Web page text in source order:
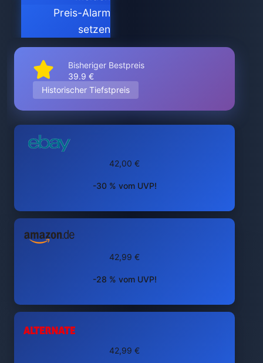
Preis-Alarm
setzen
Bisheriger Bestpreis
39.9 €
Historischer Tiefstpreis
42,00 €
-30 % vom UVP!
42,99 €
-28 % vom UVP!
42,99 €